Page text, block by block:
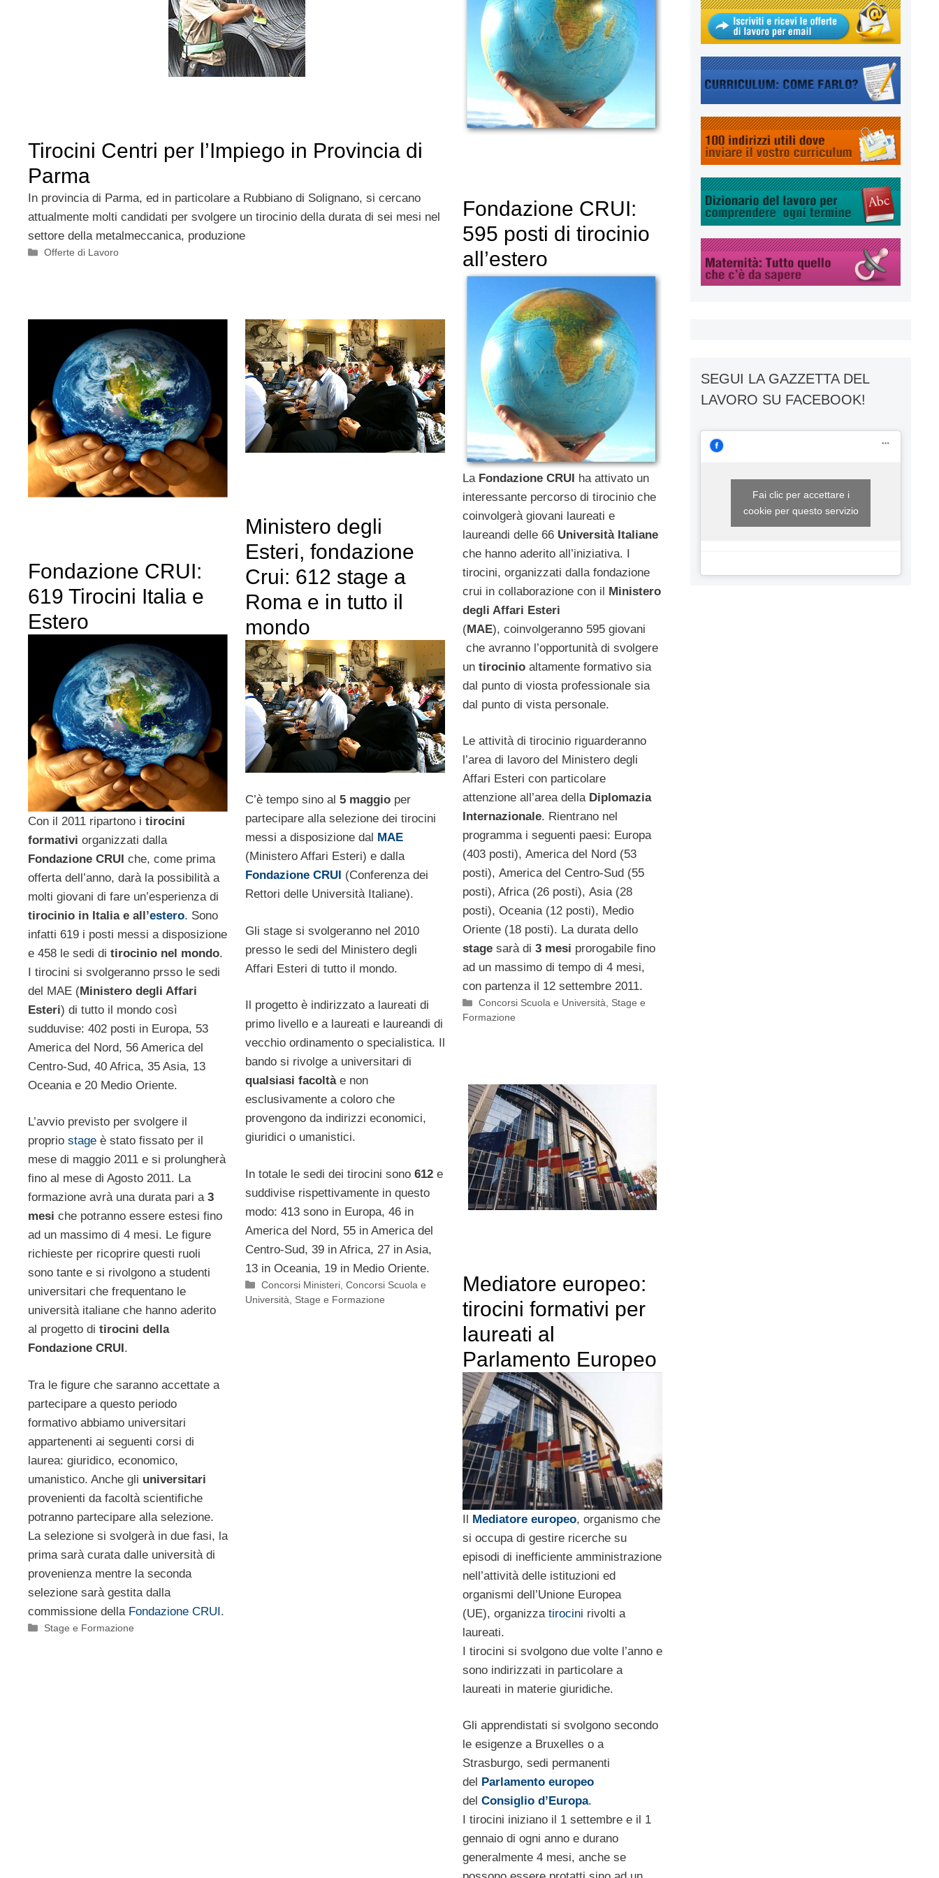
Tirocini Centri per l’Impiego in Provincia di
Parma
In provincia di Parma, ed in particolare a Rubbiano di Solignano, si cercano
attualmente molti candidati per svolgere un tirocinio della durata di sei mesi nel
settore della metalmeccanica, produzione
Categorie
Offerte di Lavoro
Fondazione CRUI:
595 posti di tirocinio
all’estero
La Fondazione CRUI ha attivato un
interessante percorso di tirocinio che
coinvolgerà giovani laureati e
laureandi delle 66 Università Italiane
che hanno aderito all’iniziativa. I
tirocini, organizzati dalla fondazione
crui in collaborazione con il Ministero
degli Affari Esteri
(MAE), coinvolgeranno 595 giovani
che avranno l’opportunità di svolgere
un tirocinioaltamente formativo sia
dal punto di viosta professionale sia
dal punto di vista personale.
Le attività di tirocinio riguarderanno
l’area di lavoro del Ministero degli
Affari Esteri con particolare
attenzione all’area della Diplomazia
Internazionale. Rientrano nel
programma i seguenti paesi: Europa
(403 posti), America del Nord (53
posti), America del Centro-Sud (55
posti), Africa (26 posti), Asia (28
posti), Oceania (12 posti), Medio
Oriente (18 posti). La durata dello
stagesarà di 3 mesi prorogabile fino
ad un massimo di tempo di 4 mesi,
con partenza il 12 settembre 2011.
Categorie
Concorsi Scuola e Università, Stage e
Formazione
Fondazione CRUI:
619 Tirocini Italia e
Estero
Con il 2011 ripartono i tirocini
formativi organizzati dalla
Fondazione CRUI che, come prima
offerta dell’anno, darà la possibilità a
molti giovani di fare un’esperienza di
tirocinio in Italia e all’estero. Sono
infatti 619 i posti messi a disposizione
e 458 le sedi di tirocinio nel mondo.
I tirocini si svolgeranno prsso le sedi
del MAE (Ministero degli Affari
Esteri) di tutto il mondo così
sudduvise: 402 posti in Europa, 53
America del Nord, 56 America del
Centro-Sud, 40 Africa, 35 Asia, 13
Oceania e 20 Medio Oriente.
L’avvio previsto per svolgere il
proprio stage è stato fissato per il
mese di maggio 2011 e si prolungherà
fino al mese di Agosto 2011. La
formazione avrà una durata pari a 3
mesi che potranno essere estesi fino
ad un massimo di 4 mesi. Le figure
richieste per ricoprire questi ruoli
sono tante e si rivolgono a studenti
universitari che frequentano le
università italiane che hanno aderito
al progetto di tirocini della
Fondazione CRUI .
Tra le figure che saranno accettate a
partecipare a questo periodo
formativo abbiamo universitari
appartenenti ai seguenti corsi di
laurea: giuridico, economico,
umanistico. Anche gli universitari
provenienti da facoltà scientifiche
potranno partecipare alla selezione.
La selezione si svolgerà in due fasi, la
prima sarà curata dalle università di
provenienza mentre la seconda
selezione sarà gestita dalla
commissione della Fondazione CRUI.
Categorie
Stage e Formazione
Ministero degli
Esteri, fondazione
Crui: 612 stage a
Roma e in tutto il
mondo
C’è tempo sino al 5 maggioper
partecipare alla selezione dei tirocini
messi a disposizione dal MAE
(Ministero Affari Esteri) e dalla
Fondazione CRUI (Conferenza dei
Rettori delle Università Italiane).
Gli stage si svolgeranno nel 2010
presso le sedi del Ministero degli
Affari Esteri di tutto il mondo.
Il progetto è indirizzato a laureati di
primo livello e a laureati e laureandi di
vecchio ordinamento o specialistica. Il
bando si rivolge a universitari di
qualsiasi facoltàe non
esclusivamente a coloro che
provengono da indirizzi economici,
giuridici o umanistici.
In totale le sedi dei tirocini sono 612 e
suddivise rispettivamente in questo
modo: 413 sono in Europa, 46 in
America del Nord, 55 in America del
Centro-Sud, 39 in Africa, 27 in Asia,
13 in Oceania, 19 in Medio Oriente.
Categorie
Concorsi Ministeri ,Concorsi Scuola e
Università
Stage e Formazione
Mediatore europeo:
tirocini formativi per
laureati al
Parlamento Europeo
Il Mediatore europeo, organismo che
si occupa di gestire ricerche su
episodi di inefficiente amministrazione
nell’attività delle istituzioni ed
organismi dell’Unione Europea
(UE), organizza tirocini rivolti a
laureati.
I tirocini si svolgono due volte l’anno e
sono indirizzati in particolare a
laureati in materie giuridiche.
Gli apprendistati si svolgono secondo
le esigenze a Bruxelles o a
Strasburgo, sedi permanenti
del Parlamento europeo
del Consiglio d’Europa.
I tirocini iniziano il 1 settembre e il 1
gennaio di ogni anno e durano
generalmente 4 mesi, anche se
SEGUI LA GAZZETTA DEL
LAVORO SU FACEBOOK!
Fai clic per accettare i
cookie per questo servizio